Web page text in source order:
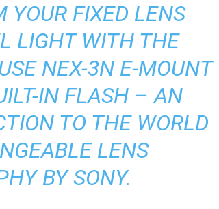
YOUR FIXED LENS
LIGHT WITH THE
NEX-3N E-MOUNT
IN FLASH – AN
TO THE WORLD
LENS
BY SONY.